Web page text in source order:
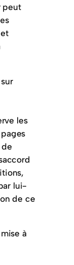
peut
les
lui-
de ce
à